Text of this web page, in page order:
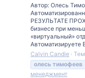
Автор: Олесь
РЕЗУЛЬТАТЕ
бизнесе при
«виртуальный»
Автоматизируете
Calvin Candie
олесь тимофеев
менеджмент